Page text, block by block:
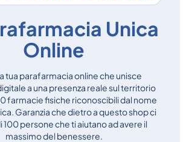
Unica
Online
tua parafarmacia online che unisce
a una presenza reale sul territorio
farmacie fisiche riconoscibili dal nome
Garanzia che dietro a questo shop ci
100 persone che ti aiutano ad avere il
massimo del benessere.